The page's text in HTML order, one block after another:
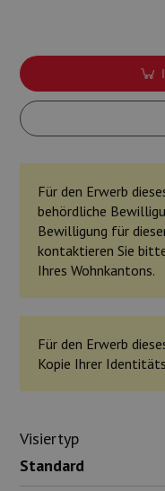
Für den Erwerb
behördliche
Bewilligung für
kontaktieren Sie
Ihres Wohnkantons.
Für den Erwerb
Kopie Ihrer
Visiertyp
Standard